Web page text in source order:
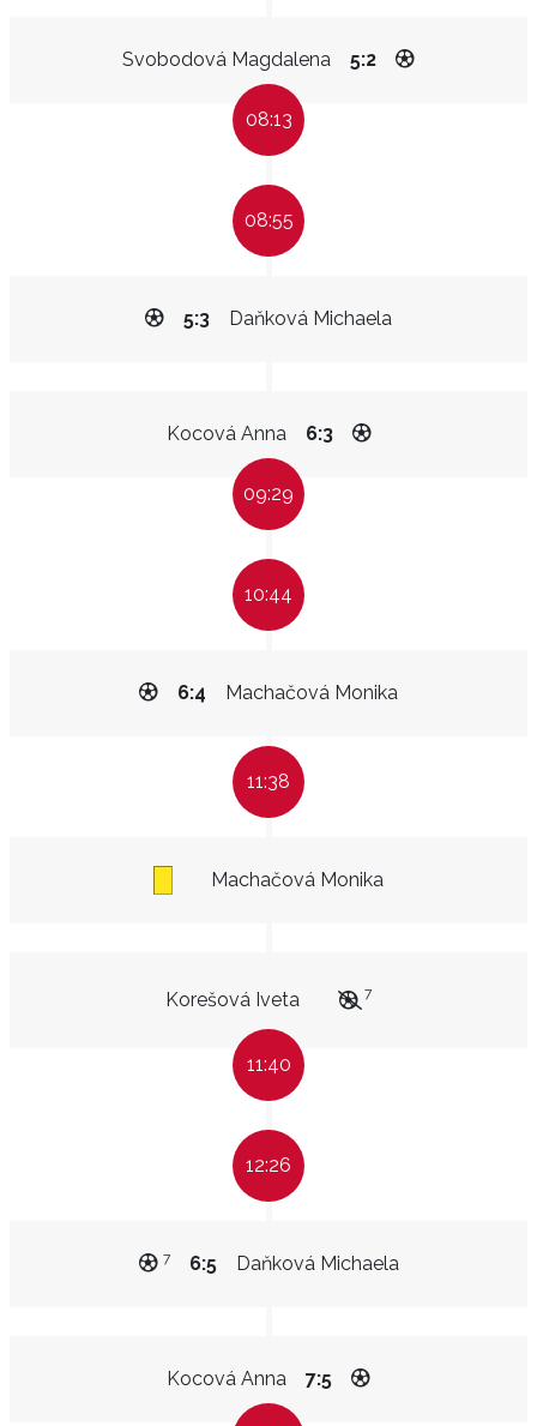
Svobodová Magdalena 5:2
08:13
08:55
Daňková Michaela
5:3
Kocová Anna 6:3
09:29
10:44
Machačová Monika
6:4
11:38
Machačová Monika
Korešová Iveta 7
11:40
12:26
Daňková Michaela
6:5
7
Kocová Anna 7:5